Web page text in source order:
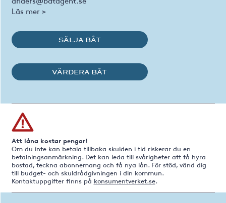
Läs mer >
SÄLJA BÅT
VÄRDERA BÅT
Att låna kostar pengar!
Om du inte kan betala tillbaka skulden i tid riskerar du en
betalningsanmärkning. Det kan leda till svårigheter att få hyra
bostad, teckna abonnemang och få nya lån. För stöd, vänd dig
till budget- och skuldrådgivningen i din kommun.
Kontaktuppgifter finns på konsumentverket.se.